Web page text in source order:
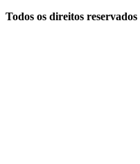
Todos os direitos reservados